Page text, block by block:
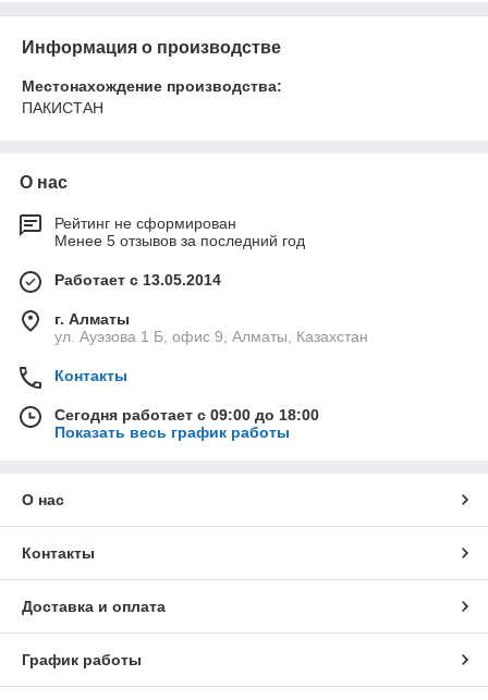
Информация о производстве
Местонахождение производства:
ПАКИСТАН
О нас
Рейтинг не сформирован
Менее 5 отзывов за последний год
Работает с 13.05.2014
г. Алматы
ул. Ауэзова 1 Б, офис 9, Алматы, Казахстан
Контакты
Сегодня работает с 09:00 до 18:00
Показать весь график работы
О нас
Контакты
Доставка и оплата
График работы